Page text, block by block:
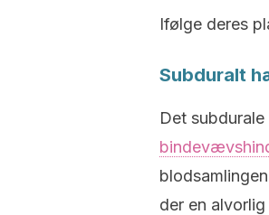
Ifølge deres
Subduralt
Det
der en